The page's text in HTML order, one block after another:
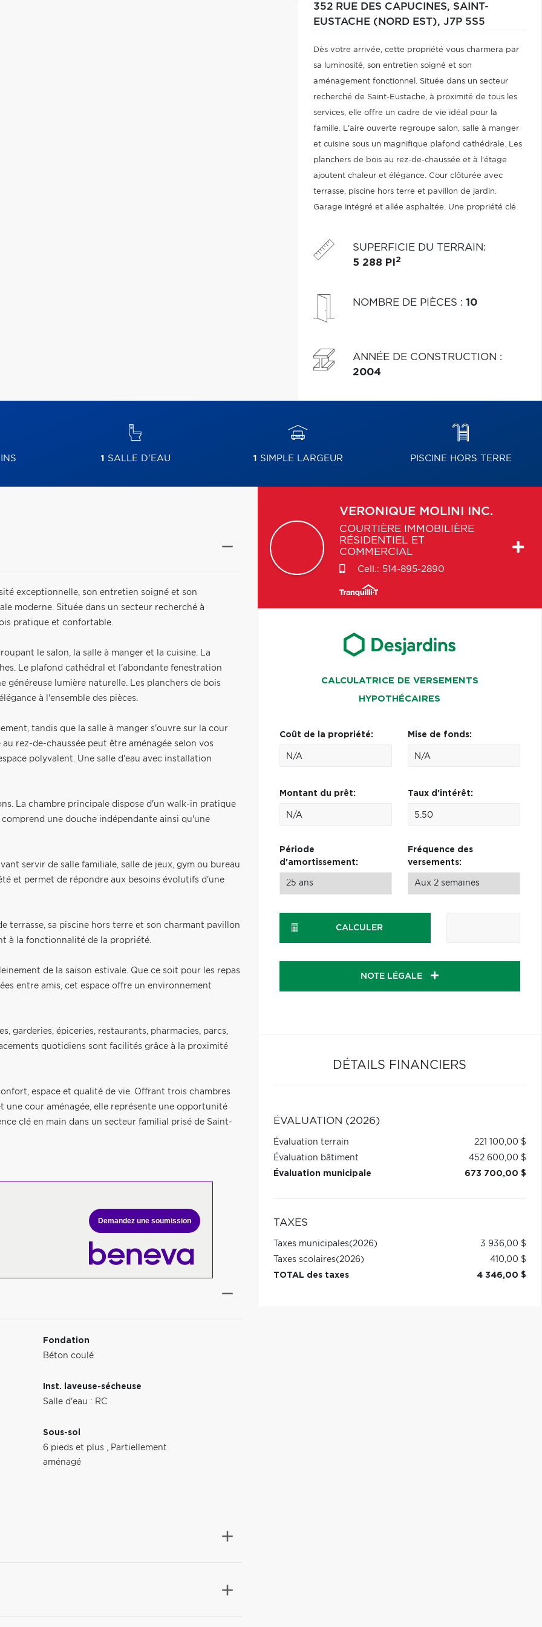
352 RUE DES CAPUCINES, SAINT-
EUSTACHE (NORD EST), J7P 5S5
Dès votre arrivée, cette propriété vous charmera par
sa luminosité, son entretien soigné et son
aménagement fonctionnel. Située dans un secteur
recherché de Saint-Eustache, à proximité de tous les
services, elle offre un cadre de vie idéal pour la
famille. L'aire ouverte regroupe salon, salle à manger
et cuisine sous un magnifique plafond cathédrale. Les
planchers de bois au rez-de-chaussée et à l'étage
ajoutent chaleur et élégance. Cour clôturée avec
terrasse, piscine hors terre et pavillon de jardin.
Garage intégré et allée asphaltée. Une propriété clé
SUPERFICIE DU TERRAIN:
5 288 PI 2
NOMBRE DE PIÈCES : 10
ANNÉE DE CONSTRUCTION :
2004
1 SALLE D'EAU 1 SIMPLE LARGEUR PISCINE HORS TERRE
exceptionnelle, son entretien soigné et son
moderne. Située dans un secteur recherché à
pratique et confortable.
le salon, la salle à manger et la cuisine. La
Le plafond cathédral et l'abondante fenestration
lumière naturelle. Les planchers de bois
à l'ensemble des pièces.
tandis que la salle à manger s'ouvre sur la cour
rez-de-chaussée peut être aménagée selon vos
polyvalent. Une salle d'eau avec installation
La chambre principale dispose d'un walk-in pratique
une douche indépendante ainsi qu'une
servir de salle familiale, salle de jeux, gym ou bureau
et permet de répondre aux besoins évolutifs d'une
terrasse, sa piscine hors terre et son charmant pavillon
à la fonctionnalité de la propriété.
de la saison estivale. Que ce soit pour les repas
entre amis, cet espace offre un environnement
garderies, épiceries, restaurants, pharmacies, parcs,
quotidiens sont facilités grâce à la proximité
espace et qualité de vie. Offrant trois chambres
une cour aménagée, elle représente une opportunité
clé en main dans un secteur familial prisé de Saint-
Demandez une soumission
Fondation
Béton coulé
Inst. laveuse-sécheuse
Salle d'eau : RC
Sous-sol
6 pieds et plus , Partiellement
aménagé
VERONIQUE MOLINI INC.
COURTIÈRE IMMOBILIÈRE
RÉSIDENTIEL ET
COMMERCIAL
Cell.: 514-895-2890
CALCULATRICE DE VERSEMENTS
HYPOTHÉCAIRES
Coût de la propriété: Mise de fonds:
Montant du prêt: Taux d'intérêt:
Période
d'amortissement:
Fréquence des
versements:
CALCULER
NOTE LÉGALE
DÉTAILS FINANCIERS
ÉVALUATION (2026)
Évaluation terrain
221 100,00 $
Évaluation bâtiment
452 600,00 $
Évaluation municipale
673 700,00 $
TAXES
Taxes municipales(2026)
3 936,00 $
Taxes scolaires(2026)
410,00 $
TOTAL des taxes
4 346,00 $